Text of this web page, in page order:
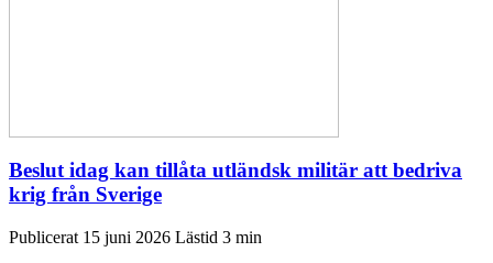
Beslut idag kan tillåta utländsk militär att bedriva
krig från Sverige
Publicerat 15 juni 2026